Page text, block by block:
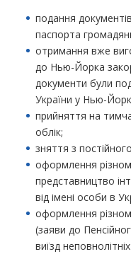
подання
паспорта
отримання вже
до Нью-Йорка
документи були
України у Нью-
прийняття на
облік;
зняття з
оформлення
представництво
від імені особи в
оформлення
(заяви до
виїзд